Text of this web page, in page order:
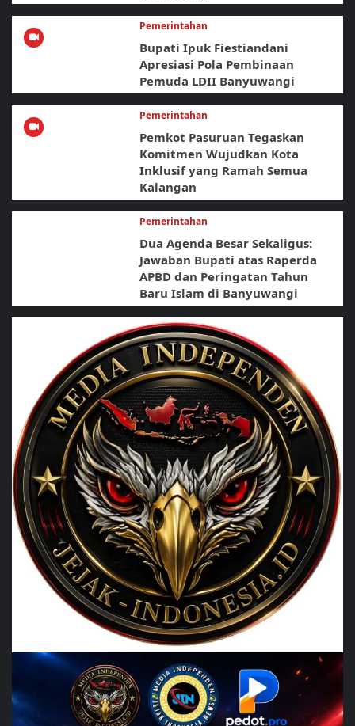
Pemerintahan
Bupati Ipuk Fiestiandani
Apresiasi Pola Pembinaan
Pemuda LDII Banyuwangi
Pemerintahan
Pemkot Pasuruan Tegaskan
Komitmen Wujudkan Kota
Inklusif yang Ramah Semua
Kalangan
Pemerintahan
Dua Agenda Besar Sekaligus:
Jawaban Bupati atas Raperda
APBD dan Peringatan Tahun
Baru Islam di Banyuwangi